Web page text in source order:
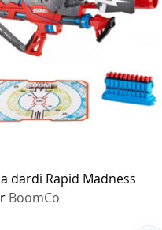
dardi Rapid Madness
BoomCo